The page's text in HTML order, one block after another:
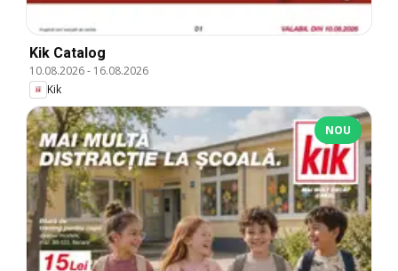
Kik Catalog
10.08.2026- 16.08.2026
Kik
NOU